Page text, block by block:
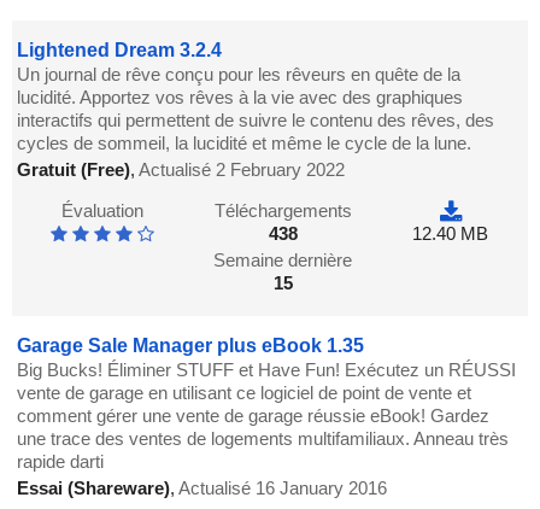
Lightened Dream 3.2.4
Un journal de rêve conçu pour les rêveurs en quête de la
lucidité. Apportez vos rêves à la vie avec des graphiques
interactifs qui permettent de suivre le contenu des rêves, des
cycles de sommeil, la lucidité et même le cycle de la lune.
Gratuit (Free),Actualisé 2 February 2022
Évaluation
Téléchargements
438
Semaine dernière
15
12.40 MB
Garage Sale Manager plus eBook 1.35
Big Bucks! Éliminer STUFF et Have Fun! Exécutez un RÉUSSI
vente de garage en utilisant ce logiciel de point de vente et
comment gérer une vente de garage réussie eBook! Gardez
une trace des ventes de logements multifamiliaux. Anneau très
rapide darti
Essai (Shareware),Actualisé 16 January 2016